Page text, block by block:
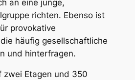
an eine junge,
richten. Ebenso ist
provokative
häufig gesellschaftliche
und hinterfragen.
zwei Etagen und 350